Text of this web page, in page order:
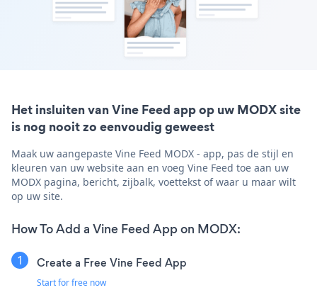
Het insluiten van Vine Feed app op uw MODX site
is nog nooit zo eenvoudig geweest
Maak uw aangepaste Vine Feed MODX - app, pas de stijl en
kleuren van uw website aan en voeg Vine Feed toe aan uw
MODX pagina, bericht, zijbalk, voettekst of waar u maar wilt
op uw site.
How To Add a Vine Feed App on MODX:
Create a Free Vine Feed App
Start for free now